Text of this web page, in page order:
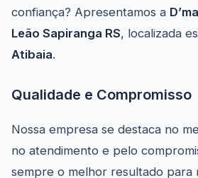
confiança? Apresentamos a
Leão Sapiranga RS, localizada
Atibaia.
Qualidade e Compromisso
Nossa empresa se destaca no
no atendimento e pelo
sempre o melhor resultado para